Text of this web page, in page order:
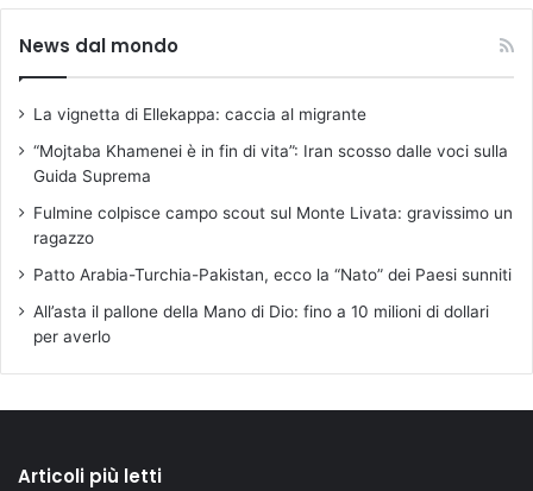
News dal mondo
La vignetta di Ellekappa: caccia al migrante
“Mojtaba Khamenei è in fin di vita”: Iran scosso dalle voci sulla
Guida Suprema
Fulmine colpisce campo scout sul Monte Livata: gravissimo un
ragazzo
Patto Arabia-Turchia-Pakistan, ecco la “Nato” dei Paesi sunniti
All’asta il pallone della Mano di Dio: fino a 10 milioni di dollari
per averlo
Articoli più letti